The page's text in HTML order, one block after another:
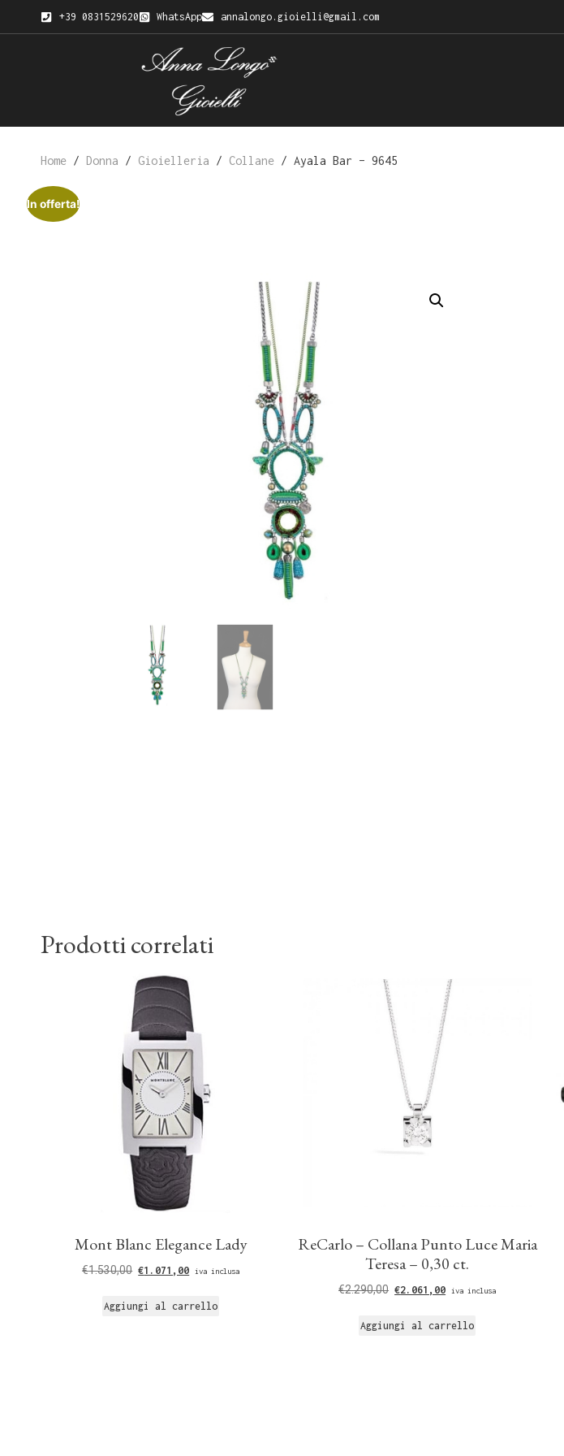
+39 0831529620 WhatsApp annalongo.gioielli@gmail.com
Home / Donna / Gioielleria / Collane / Ayala Bar – 9645
In offerta!
Prodotti correlati
Mont Blanc Elegance Lady
€1.530,00 €1.071,00 iva inclusa
Aggiungi al carrello
ReCarlo – Collana Punto Luce Maria
Teresa – 0,30 ct.
€2.290,00 €2.061,00 iva inclusa
Aggiungi al carrello